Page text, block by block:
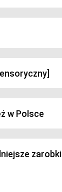
w Polsce
zarobki